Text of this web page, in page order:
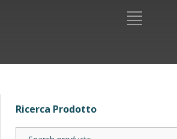
Ricerca Prodotto
Search